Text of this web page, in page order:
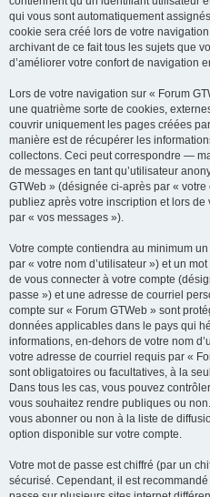
qui vous sont automatiquement
cookie sera créé lors de votre
archivant de ce fait tous les sujets que
d’améliorer votre confort de navigation
Lors de votre navigation sur « Forum
une quatrième sorte de cookies,
couvrir uniquement les pages créées
manière est de récupérer les
collectons. Ceci peut correspondre —
de messages en tant qu’utilisateur
GTWeb » (désignée ci-après par «
publiez après votre inscription et lors
par « vos messages »).
Votre compte contiendra au minimum
par « votre nom d’utilisateur ») et un
de vous connecter à votre compte
passe ») et une adresse de courriel
compte sur « Forum GTWeb » sont
données applicables dans le pays qui
informations, en-dehors de votre nom
votre adresse de courriel requis par «
sont obligatoires ou facultatives, à la
Dans tous les cas, vous pouvez
vous souhaitez rendre publiques ou
vous abonner ou non à la liste de
option disponible sur votre compte.
Votre mot de passe est chiffré (par un
sécurisé. Cependant, il est